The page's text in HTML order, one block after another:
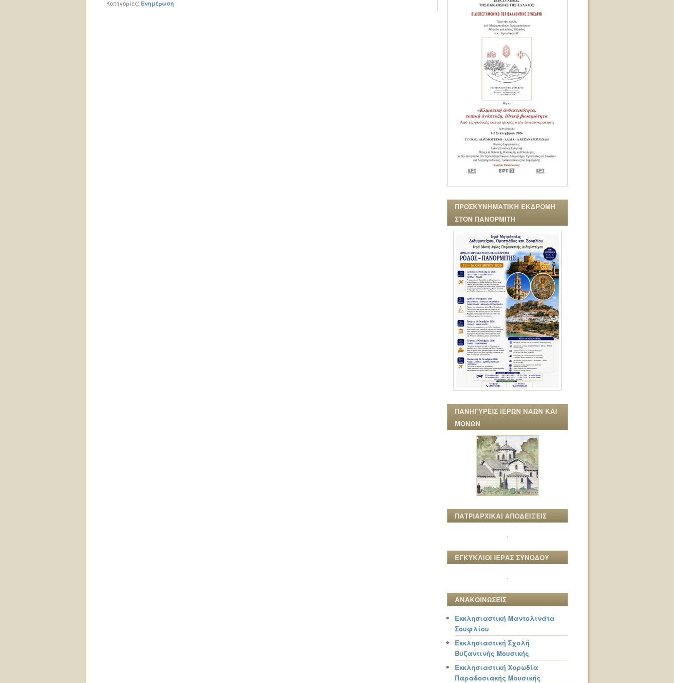
Κατηγορίες: Ενημέρωση
ΠΡΟΣΚΥΝΗΜΑΤΙΚΗ ΕΚΔΡΟΜΗ
ΣΤΟΝ ΠΑΝΟΡΜΙΤΗ
ΠΑΝΗΓΥΡΕΙΣ ΙΕΡΩΝ ΝΑΩΝ ΚΑΙ
ΜΟΝΩΝ
ΠΑΤΡΙΑΡΧΙΚΑΙ ΑΠΟΔΕΙΞΕΙΣ
ΕΓΚΥΚΛΙΟΙ ΙΕΡΑΣ ΣΥΝΟΔΟΥ
ΑΝΑΚΟΙΝΩΣΕΙΣ
Εκκλησιαστική Μαντολινάτα
Σουφλίου
Εκκλησιαστική Σχολή
Βυζαντινής Μουσικής
Εκκλησιαστική Χορωδία
Παραδοσιακής Μουσικής